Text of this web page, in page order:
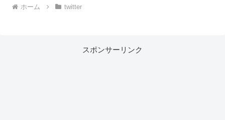
ホーム twitter
スポンサーリンク